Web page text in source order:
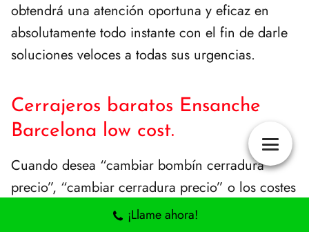
obtendrá una atención oportuna y eficaz en
absolutamente todo instante con el fin de darle
soluciones veloces a todas sus urgencias.
Cerrajeros baratos Ensanche
Barcelona low cost.
Cuando desea “cambiar bombín cerradura
precio”, “cambiar cerradura precio” o los costes
de otros respaldos, todo lo que ansía es que
¡Llame ahora!